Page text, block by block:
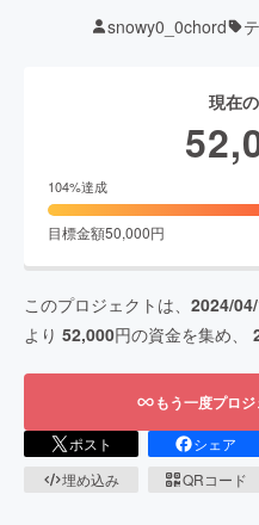
snowy0_0chord
現在
104%達成
目標金額50,000円
このプロジェクトは、 2024/
より 52,000円の資金を集め、
もう一度プロ
ポスト シェア
埋め込み
QRコード